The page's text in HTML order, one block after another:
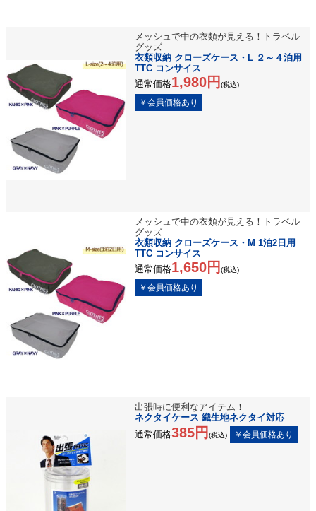
メッシュで中の衣類が見える！トラベル
グッズ
衣類収納 クローズケース・L ２～４泊用
TTC コンサイス
通常価格1,980円 (税込)
メッシュで中の衣類が見える！トラベル
グッズ
衣類収納 クローズケース・M 1泊2日用
TTC コンサイス
通常価格1,650円 (税込)
出張時に便利なアイテム！
ネクタイケース 織生地ネクタイ対応
通常価格385円 (税込)